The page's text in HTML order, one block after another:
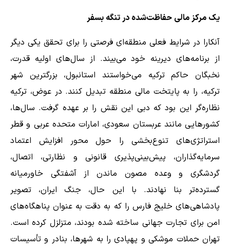
یک مرکز مالی حفاظت‌شده در تنگه بسفر
آنکارا در شرایط فعلی منطقه‌ای فرصتی را برای تحقق یکی دیگر
از برنامه‌های دیرینه خود می‌بیند. از سال‌های اولیه قدرت،
نخبگان حاکم ترکیه می‌خواستند استانبول، بزرگترین شهر
ترکیه، را به پایتخت مالی منطقه تبدیل کنند. در عوض، ترکیه
نظاره‌گر این بود که دبی این نقش را بر عهده گرفت. سال‌ها،
کشورهایی مانند عربستان سعودی، امارات متحده عربی و قطر
استراتژی‌های تنوع‌بخشی را حول محور افزایش اعتماد
سرمایه‌گذاران، پیش‌بینی‌پذیری قانونی و نظارتی، اتصال،
گردشگری و وعده مصون ماندن از آشفتگی خاورمیانه
گسترده‌تر بنا نهادند. با این حال، جنگ ایران، تصویر
پادشاهی‌های خلیج فارس را که به دقت به عنوان پناهگاه‌های
امن برای تجارت جهانی ساخته شده بودند، متزلزل کرده است.
تهران حملات موشکی و پهپادی را به شهرها، بنادر و تأسیسات